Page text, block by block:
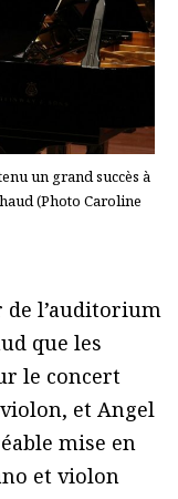
un grand succès à
(Photo Caroline
de l’auditorium
que les
le concert
et Angel
mise en
et violon